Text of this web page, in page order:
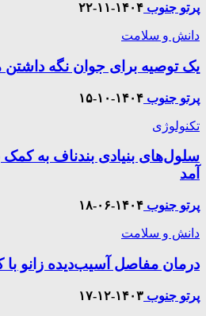
پرتو جنوب ۱۴۰۴-۱۱-۲۲
دانش و سلامت
یک توصیه برای جوان نگه داشتن
پرتو جنوب ۱۴۰۴-۱۰-۱۵
تکنولوژی
سلول‌های بنیادی بندناف به کمک
آمد
پرتو جنوب ۱۴۰۴-۰۶-۱۸
دانش و سلامت
درمان مفاصل آسیب‌دیده زانو
پرتو جنوب ۱۴۰۳-۱۲-۱۷